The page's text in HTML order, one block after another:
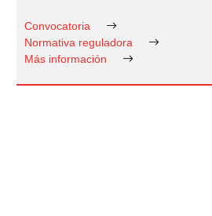
Convocatoria
Normativa reguladora
Más información